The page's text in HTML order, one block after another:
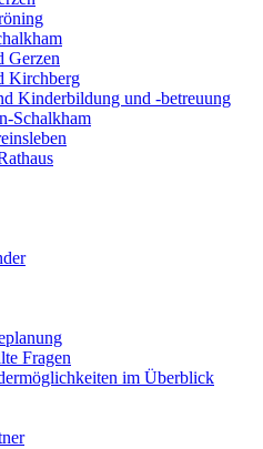
Gerzen
Kirchberg
Kinderbildung und -betreuung
Schalkham
Fragen
im Überblick